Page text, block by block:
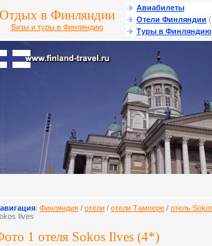
Отдых в Финляндии
Визы и туры в Финляндию
Авиабилеты
Отели Финляндии
Туры в Финляндию
: Финляндия / отели / отели Тампере / отель
Ilves
1 отеля Sokos Ilves (4*)